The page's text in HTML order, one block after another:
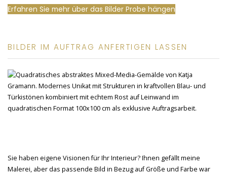
Erfahren Sie mehr über das Bilder Probe hängen
BILDER IM AUFTRAG ANFERTIGEN LASSEN
Sie haben eigene Visionen für Ihr Interieur? Ihnen gefällt meine
Malerei, aber das passende Bild in Bezug auf Größe und Farbe war